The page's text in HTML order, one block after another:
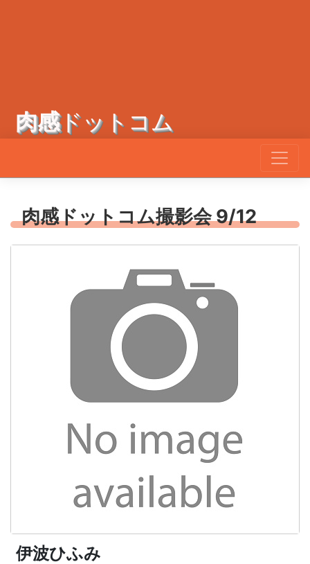
肉感ドットコム
肉感ドットコム撮影会 9/12
伊波ひふみ